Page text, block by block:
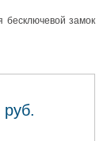
бесключевой замок
руб.